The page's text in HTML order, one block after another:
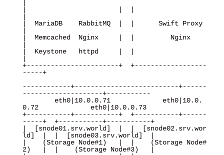
|  MariaDB    RabbitMQ  |  |      Swift Proxy
|  Memcached  Nginx     |  |         Nginx
|  Keystone   httpd     |  |
+-----------------------+  +------------------
-----+
------------+--------------------------+------
--------------------+-----------
0.72             eth0|10.0.0.73
+-----------+-----------+  +-----------+------
-----+  +-----------+-----------+
|  [snode01.srv.world]  |  |  [snode02.srv.wor
ld]  |  |  [snode03.srv.world]  |
|    (Storage Node#1)   |  |    (Storage Node#
2)   |  |    (Storage Node#3)   |